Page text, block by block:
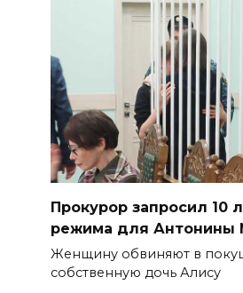
​Прокурор запросил 10
режима для Антонины
Женщину обвиняют в
собственную дочь Алису